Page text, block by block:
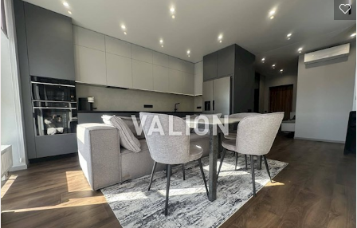
кухня с техникой Холодильник, стиральная машина, телевизор
Интернет-роутер просторные Шкафы-купе Видеодомофон
Большой тамбур на две квартиры Консьерж, пандус,
пассажирский и грузовой лифт. Генератор, обеспечивающий
отопление и водоснабжение в блекаутах. Тихий, зеленный
сквер Скрябина. С детской и спортивной площадкой). Остановка
общественного транспорта в 2 минутах хотьбы. В пешей
доступности в 2-5 минутах хотьбы 3 дет. сада, 2 школы,
Художественная школа, Финансовый лицей,(с 5-11класс),
Стоматология, Клиника Viva, Сильпо, АТБ, Рынок, ТРЦ
Ретровиль, Спорт клуб Джим, Атлетик. Аптеки, ПриватБанк.
Вет.клиника, в 10 минутах лес с зоной отдыха. Будущее метро:
Проспект Правды – 21 мин. Локация: Подольский район,
Виноградарь, ТРЦ Ретровиль, Ближайшее метро Сырец,
Почайная, Оболонь. Цена 103 500 у.е. 0503932257 Мария